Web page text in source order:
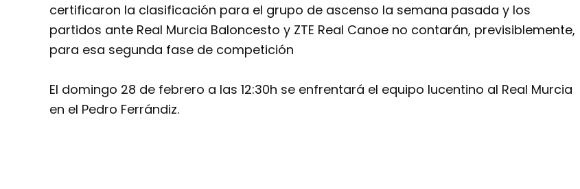
certificaron la clasificación para el grupo de ascenso la semana pasada y los
partidos ante Real Murcia Baloncesto y ZTE Real Canoe no contarán, previsiblemente,
para esa segunda fase de competición
El domingo 28 de febrero a las 12:30h se enfrentará el equipo lucentino al Real Murcia
en el Pedro Ferrándiz.